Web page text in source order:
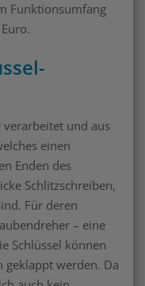
Funktionsumfang
verarbeitet und aus
einen
Enden des
Schlitzschreiben,
Für deren
– eine
Schlüssel können
geklappt werden. Da